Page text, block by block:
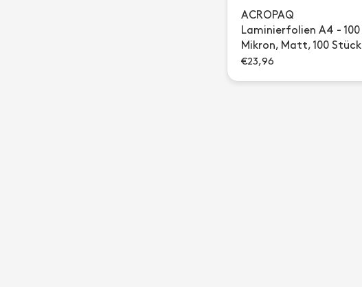
ACROPAQ
Laminierfolien A4 - 100
Mikron, Matt, 100 Stück
€23,96